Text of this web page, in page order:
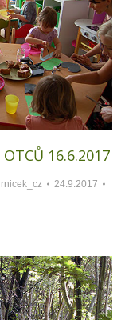
16.6.2017
24.9.2017